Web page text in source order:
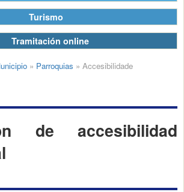
Turismo
Tramitación online
» Parroquias » Accesibilidade
de accesibilidad